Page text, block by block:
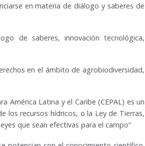
en materia de diálogo y saberes de
de saberes, innovación tecnológica,
en el ámbito de agrobiodiversidad,
América Latina y el Caribe (CEPAL) es un
los recursos hídricos, o la Ley de Tierras,
que sean efectivas para el campo”